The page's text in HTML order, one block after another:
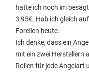
hatte ich noch im
3,95€. Hab ich gleich
Forellen heute.
Ich denke, dass ein
mit ein zwei Herstellern
Rollen für jede Angelart